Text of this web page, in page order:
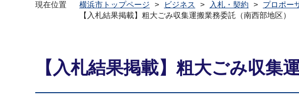
現在位置 横浜市トップページ ビジネス 入札・契約 プロポー
【入札結果掲載】粗大ごみ収集運搬業務委託（南西部地区）
【入札結果掲載】粗大ごみ収集